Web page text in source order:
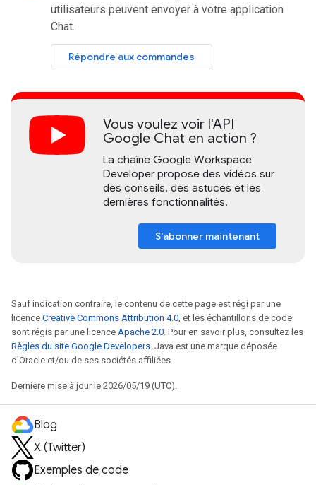
utilisateurs peuvent envoyer à votre application
Chat.
Répondre aux commandes
Vous voulez voir l'API
Google Chat en action ?
La chaîne Google Workspace
Developer propose des vidéos sur
des conseils, des astuces et les
dernières fonctionnalités.
S'abonner maintenant
Sauf indication contraire, le contenu de cette page est régi par une
licence Creative Commons Attribution 4.0 , et les échantillons de code
sont régis par une licence Apache 2.0 . Pour en savoir plus, consultez les
Règles du site Google Developers . Java est une marque déposée
d'Oracle et/ou de ses sociétés affiliées.
Dernière mise à jour le 2026/05/19 (UTC).
Blog
X (Twitter)
Exemples de code